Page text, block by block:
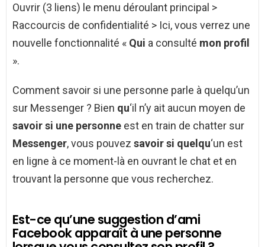
Ouvrir (3 liens) le menu déroulant principal >
Raccourcis de confidentialité > Ici, vous verrez une
nouvelle fonctionnalité « Qui a consulté mon profil
».
Comment savoir si une personne parle à quelqu’un
sur Messenger ? Bien qu‘il n’y ait aucun moyen de
savoir si une personne est en train de chatter sur
Messenger, vous pouvez savoir si quelqu‘un est
en ligne à ce moment-là en ouvrant le chat et en
trouvant la personne que vous recherchez.
Est-ce qu’une suggestion d’ami
Facebook apparaît à une personne